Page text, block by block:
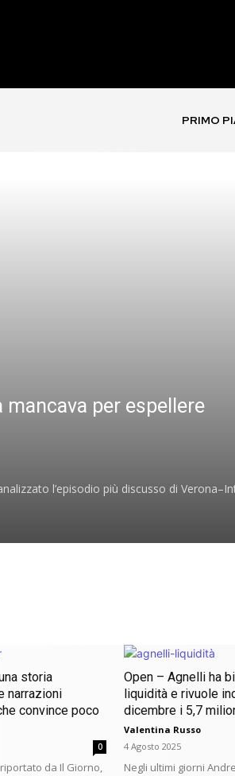
PRIMO
mancava per espellere
l’episodio più discusso di
storia
narrazioni
convince poco
0
da Il Giorno,
Open – Agnelli ha
liquidità e rivuole
dicembre i 5,7
Valentina Russo
4 Agosto 2025
Negli ultimi giorni